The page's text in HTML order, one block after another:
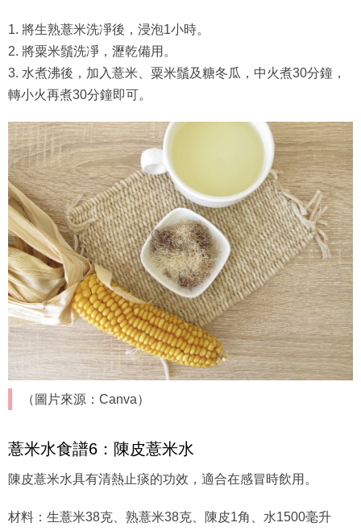
1. 將生熟薏米洗凈後，浸泡1小時。
2. 將粟米鬚洗凈，瀝乾備用。
3. 水煮沸後，加入薏米、粟米鬚及糖冬瓜，中火煮30分鐘，
轉小火再煮30分鐘即可。
（圖片來源：Canva）
薏米水食譜6：陳皮薏米水
陳皮薏米水具有清熱止痰的功效，適合在感冒時飲用。
材料：生薏米38克、熟薏米38克、陳皮1角、水1500毫升